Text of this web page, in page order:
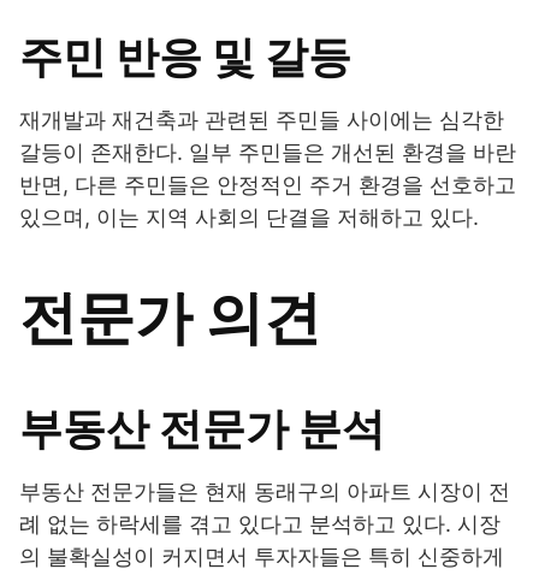
주민 반응 및 갈등
재개발과 재건축과 관련된 주민들 사이에는 심각한
갈등이 존재한다. 일부 주민들은 개선된 환경을 바란
반면, 다른 주민들은 안정적인 주거 환경을 선호하고
있으며, 이는 지역 사회의 단결을 저해하고 있다.
전문가 의견
부동산 전문가 분석
부동산 전문가들은 현재 동래구의 아파트 시장이 전
례 없는 하락세를 겪고 있다고 분석하고 있다. 시장
의 불확실성이 커지면서 투자자들은 특히 신중하게